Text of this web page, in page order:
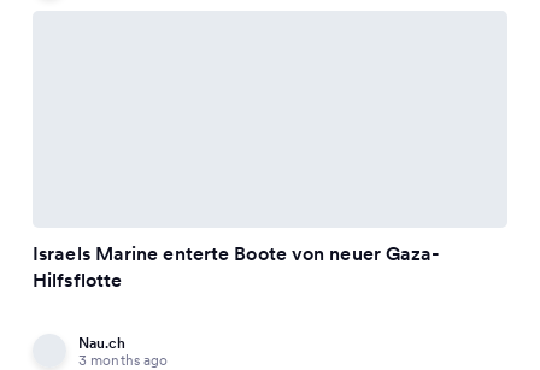
Israels Marine enterte Boote von neuer Gaza-
Hilfsflotte
Nau.ch
3 months ago